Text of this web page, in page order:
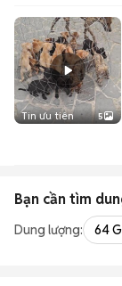
Tin ưu tiên 5
Bạn cần tìm
Dung lượng: 64